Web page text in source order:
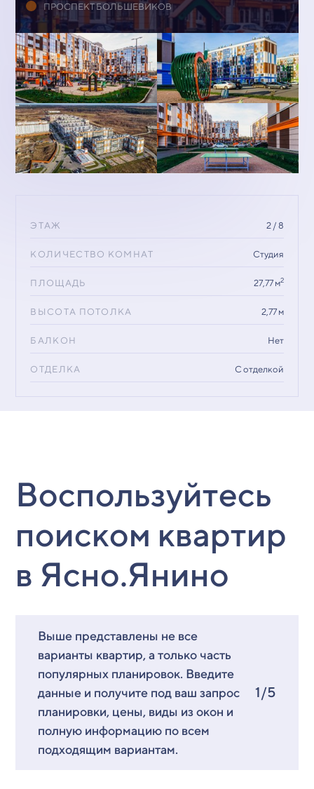
ПРОСПЕКТ БОЛЬШЕВИКОВ
ЭТАЖ 2 / 8
КОЛИЧЕСТВО КОМНАТ Студия
ПЛОЩАДЬ 27,77 м2
ВЫСОТА ПОТОЛКА 2,77 м
БАЛКОН Нет
ОТДЕЛКА С отделкой
Воспользуйтесь
поиском квартир
в Ясно.Янино
Выше представлены не все
варианты квартир, а только часть
популярных планировок. Введите
данные и получите под ваш запрос
планировки, цены, виды из окон и
полную информацию по всем
подходящим вариантам.
1/5